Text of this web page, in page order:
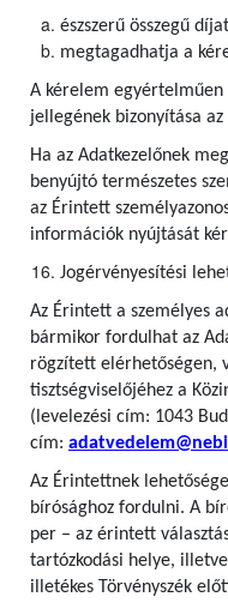
észszerű összegű
megtagadhatja a
A kérelem
jellegének bizonyítása
Ha az Adatkezelőnek
benyújtó természetes
az Érintett
információk nyújtását
Jogérvényesítési
Az Érintett a személyes
bármikor fordulhat az
rögzített elérhetőségen,
tisztségviselőjéhez a
(levelezési cím: 1043
cím:
Az Érintettnek
bírósághoz fordulni. A
per – az érintett
tartózkodási helye,
illetékes Törvényszék